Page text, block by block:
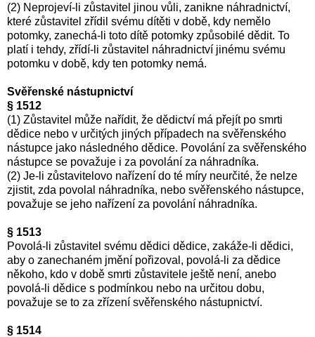
(2) Neprojeví-li zůstavitel jinou vůli, zanikne náhradnictví,
které zůstavitel zřídil svému dítěti v době, kdy nemělo
potomky, zanechá-li toto dítě potomky způsobilé dědit. To
platí i tehdy, zřídí-li zůstavitel náhradnictví jinému svému
potomku v době, kdy ten potomky nemá.
Svěřenské nástupnictví
§ 1512
(1) Zůstavitel může nařídit, že dědictví má přejít po smrti
dědice nebo v určitých jiných případech na svěřenského
nástupce jako následného dědice. Povolání za svěřenského
nástupce se považuje i za povolání za náhradníka.
(2) Je-li zůstavitelovo nařízení do té míry neurčité, že nelze
zjistit, zda povolal náhradníka, nebo svěřenského nástupce,
považuje se jeho nařízení za povolání náhradníka.
§ 1513
Povolá-li zůstavitel svému dědici dědice, zakáže-li dědici,
aby o zanechaném jmění pořizoval, povolá-li za dědice
někoho, kdo v době smrti zůstavitele ještě není, anebo
povolá-li dědice s podmínkou nebo na určitou dobu,
považuje se to za zřízení svěřenského nástupnictví.
§ 1514